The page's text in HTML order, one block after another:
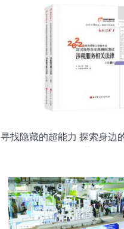
寻找隐藏的超能力 探索身边